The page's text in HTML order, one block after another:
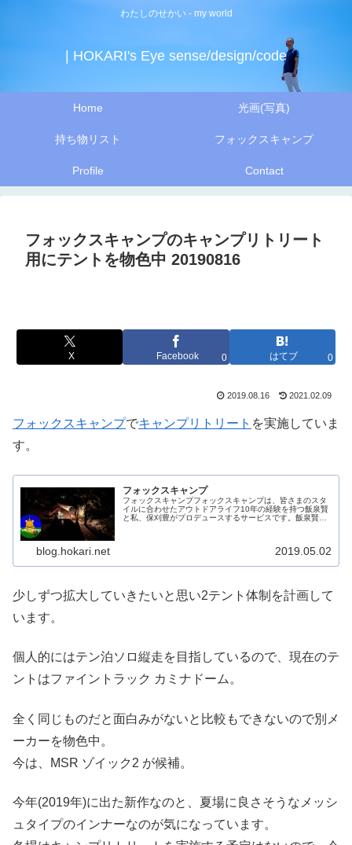
わたしのせかい - my world
| HOKARI's Eye sense/design/code
Home 光画(写真)
持ち物リスト フォックスキャンプ
Profile Contact
フォックスキャンプのキャンプリトリート
用にテントを物色中 20190816
X Facebook 0 はてブ 0
2019.08.16 2021.02.09
フォックスキャンプでキャンプリトリート を実施していま
す。
フォックスキャンプ
フォックスキャンプフォックスキャンプは、皆さまのスタ
イルに合わせたアウトドアライフ10年の経験を持つ飯泉賢
と私、保刈豊がプロデュースするサービスです。飯泉賢の
blog.hokari.net 2019.05.02
少しずつ拡大していきたいと思い2テント体制を計画して
います。
個人的にはテン泊ソロ縦走を目指しているので、現在のテ
ントはファイントラック カミナドーム。
全く同じものだと面白みがないと比較もできないので別メ
ーカーを物色中。
今は、MSR ゾイック2 が候補。
今年(2019年)に出た新作なのと、夏場に良さそうなメッシ
ュタイプのインナーなのが気になっています。